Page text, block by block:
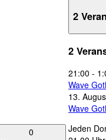
0
2
2
21:00 -
Wave
13.
Wave
Jeden